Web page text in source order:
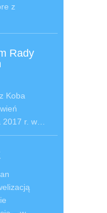
z
Rady
Koba
r. w…